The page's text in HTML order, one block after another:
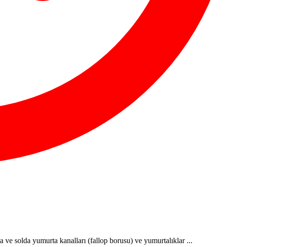
ve solda yumurta kanalları (fallop borusu) ve yumurta­lıklar ...